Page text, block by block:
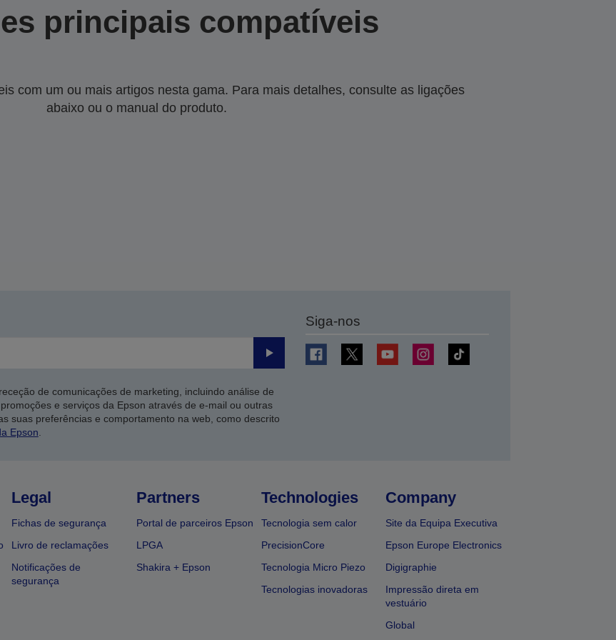
principais compatíveis
com um ou mais artigos nesta gama. Para mais detalhes, consulte as ligações
abaixo ou o manual do produto.
Enviar
de comunicações de marketing, incluindo análise de
e serviços da Epson através de e-mail ou outras
suas preferências e comportamento na web, como descrito
Epson
Siga-nos
Legal
Fichas de segurança
Livro de reclamações
Notificações de
segurança
Partners
Portal de parceiros Epson
LPGA
Shakira + Epson
Technologies
Tecnologia sem calor
PrecisionCore
Tecnologia Micro Piezo
Tecnologias inovadoras
Company
Site da Equipa Executiva
Epson Europe Electronics
Digigraphie
Impressão direta em
vestuário
Global